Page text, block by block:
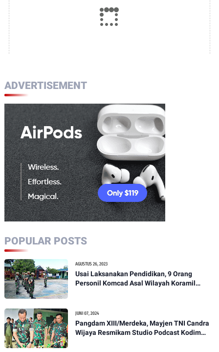
ADVERTISEMENT
POPULAR POSTS
AGUSTUS 26, 2023
Usai Laksanakan Pendidikan, 9 Orang
Personil Komcad Asal Wilayah Koramil
JUNI 07, 2024
Pangdam XIII/Merdeka, Mayjen TNI Candra
Wijaya Resmikam Studio Podcast Kodim